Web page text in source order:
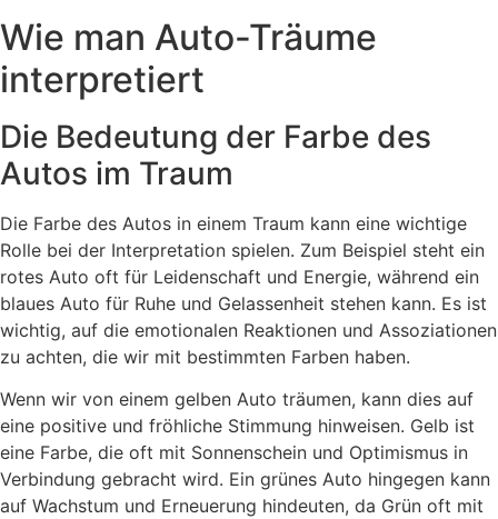
Wie man Auto-Träume
interpretiert
Die Bedeutung der Farbe des
Autos im Traum
Die Farbe des Autos in einem Traum kann eine wichtige
Rolle bei der Interpretation spielen. Zum Beispiel steht ein
rotes Auto oft für Leidenschaft und Energie, während ein
blaues Auto für Ruhe und Gelassenheit stehen kann. Es ist
wichtig, auf die emotionalen Reaktionen und Assoziationen
zu achten, die wir mit bestimmten Farben haben.
Wenn wir von einem gelben Auto träumen, kann dies auf
eine positive und fröhliche Stimmung hinweisen. Gelb ist
eine Farbe, die oft mit Sonnenschein und Optimismus in
Verbindung gebracht wird. Ein grünes Auto hingegen kann
auf Wachstum und Erneuerung hindeuten, da Grün oft mit